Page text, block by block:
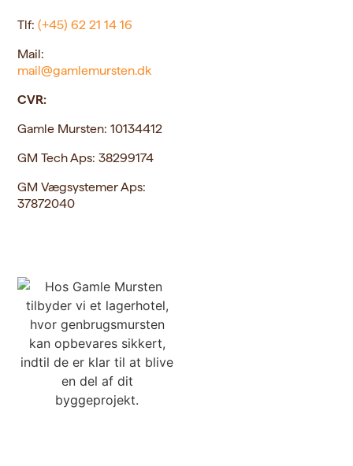
Tlf:(+45) 62 21 14 16
Mail:
mail@gamlemursten.dk
CVR:
Gamle Mursten: 10134412
GM Tech Aps:38299174
GM Vægsystemer Aps:
37872040